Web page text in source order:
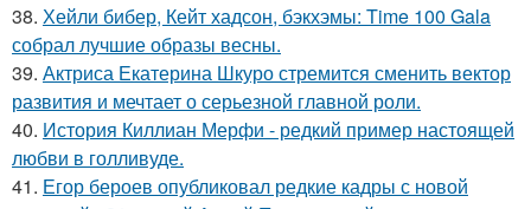
38. Хейли бибер, Кейт хадсон, бэкхэмы: Time 100 Gala
собрал лучшие образы весны.
39. Актриса Екатерина Шкуро стремится сменить вектор
развития и мечтает о серьезной главной роли.
40. История Киллиан Мерфи - редкий пример настоящей
любви в голливуде.
41. Егор бероев опубликовал редкие кадры с новой